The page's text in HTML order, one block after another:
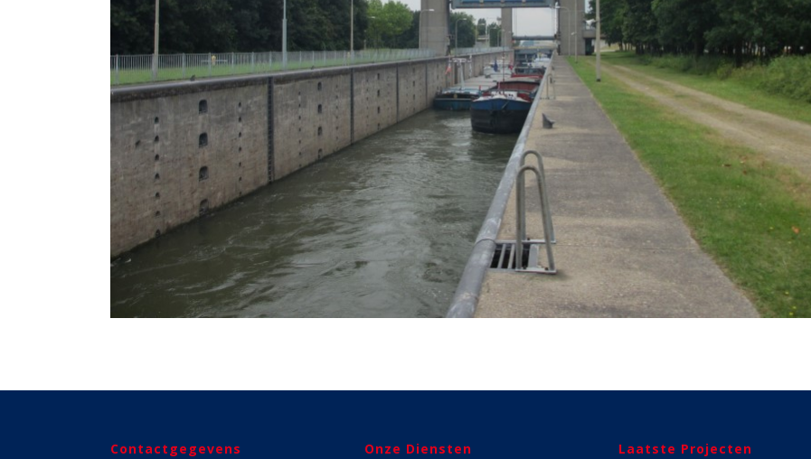
Contactgegevens Onze Diensten Laatste Projecten